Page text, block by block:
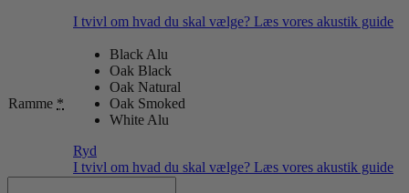
I tvivl om hvad du skal vælge? Læs vores akustik guide
Ramme *
Black Alu
Oak Black
Oak Natural
Oak Smoked
White Alu
Ryd
I tvivl om hvad du skal vælge? Læs vores akustik guide